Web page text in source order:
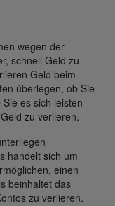
wegen der
schnell Geld zu
Geld beim
überlegen, ob Sie
es sich leisten
zu verlieren.
handelt sich um
einen
beinhaltet das
zu verlieren.